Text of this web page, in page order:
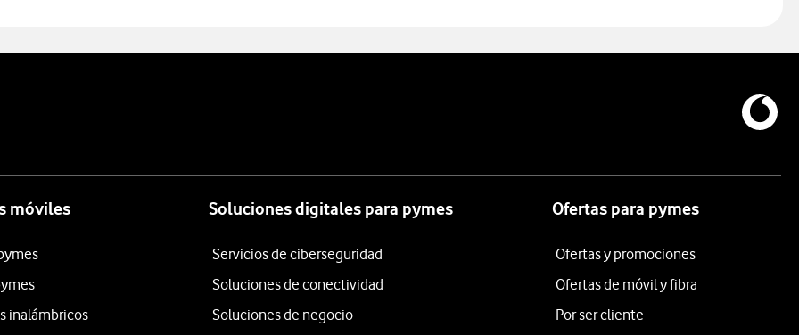
móviles
inalámbricos
Soluciones digitales para pymes
Servicios de ciberseguridad
Soluciones de conectividad
Soluciones de negocio
Ofertas para pymes
Ofertas y promociones
Ofertas de móvil y fibra
Por ser cliente